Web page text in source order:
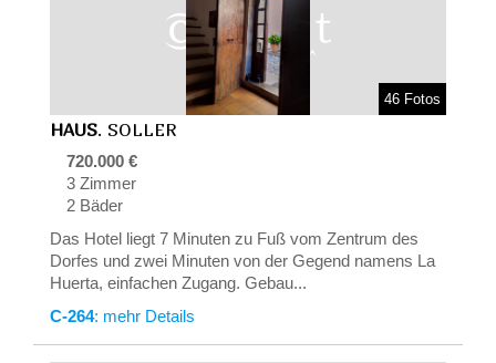
46 Fotos
HAUS. SOLLER
720.000 €
3 Zimmer
2 Bäder
Das Hotel liegt 7 Minuten zu Fuß vom Zentrum des
Dorfes und zwei Minuten von der Gegend namens La
Huerta, einfachen Zugang. Gebau...
C-264: mehr Details